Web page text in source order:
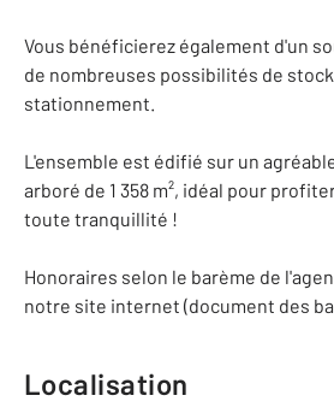
Vous bénéficierez également d'un
de nombreuses possibilités de
stationnement.
L'ensemble est édifié sur un
arboré de 1 358 m², idéal pour
toute tranquillité !
Honoraires selon le barème de
notre site internet (document des
Localisation